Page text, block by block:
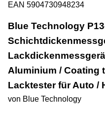
Support &
Presse
Datenschutz
EAN 5904730948234
Blue Technology
Aluminium / Coating
Lacktester für Auto /
von Blue Technology